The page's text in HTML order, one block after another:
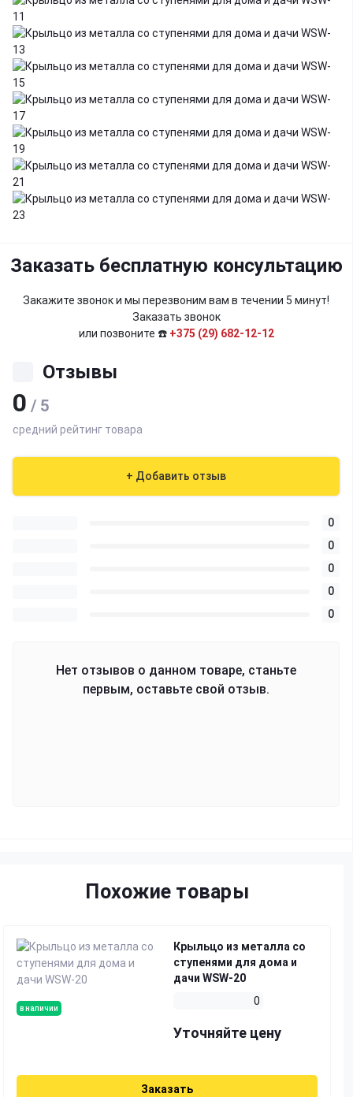
Заказать бесплатную консультацию
Закажите звонок и мы перезвоним вам в течении 5 минут!
Заказать звонок
или позвоните ☎️ +375 (29) 682-12-12
Отзывы
0 / 5
средний рейтинг товара
+ Добавить отзыв
0
0
0
0
0
Нет отзывов о данном товаре, станьте
первым, оставьте свой отзыв.
Похожие товары
в наличии
Крыльцо из металла со
ступенями для дома и
дачи WSW-20
0
Уточняйте цену
Заказать